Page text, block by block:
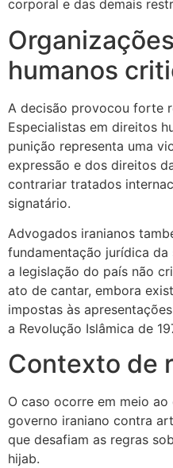
corporal e das demais
humanos
A decisão provocou forte
Especialistas em direitos
punição representa uma
expressão e dos direitos
contrariar tratados
signatário.
Advogados iranianos
fundamentação jurídica
a legislação do país não
ato de cantar, embora
impostas às
a Revolução Islâmica de
Contexto de
O caso ocorre em meio
governo iraniano contra
que desafiam as regras
hijab.